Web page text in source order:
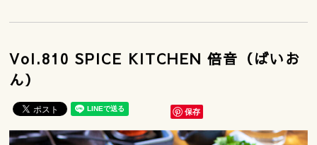
Vol.810 SPICE KITCHEN 倍音（ばいお
ん）
保存